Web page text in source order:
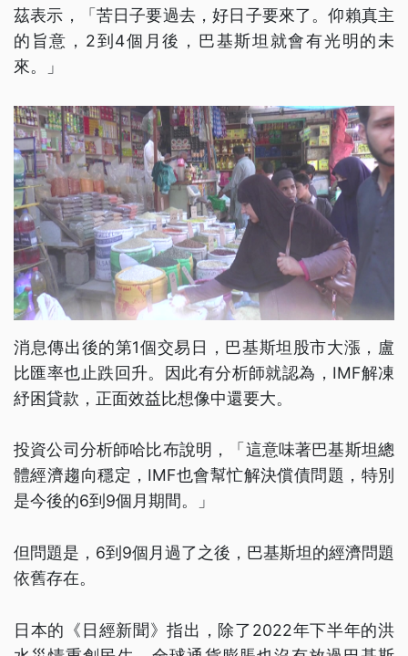
茲表示，「苦日子要過去，好日子要來了。仰賴真主
的旨意，2到4個月後，巴基斯坦就會有光明的未
來。」
消息傳出後的第1個交易日，巴基斯坦股市大漲，盧
比匯率也止跌回升。因此有分析師就認為，IMF解凍
紓困貸款，正面效益比想像中還要大。
投資公司分析師哈比布說明，「這意味著巴基斯坦總
體經濟趨向穩定，IMF也會幫忙解決償債問題，特別
是今後的6到9個月期間。」
但問題是，6到9個月過了之後，巴基斯坦的經濟問題
依舊存在。
日本的《日經新聞》指出，除了2022年下半年的洪